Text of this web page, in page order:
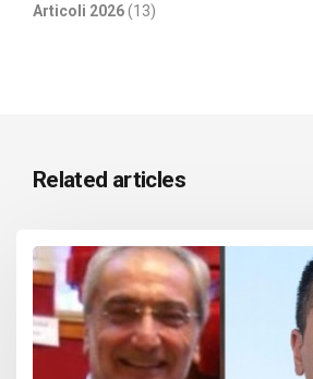
Articoli 2026(13)
Related articles